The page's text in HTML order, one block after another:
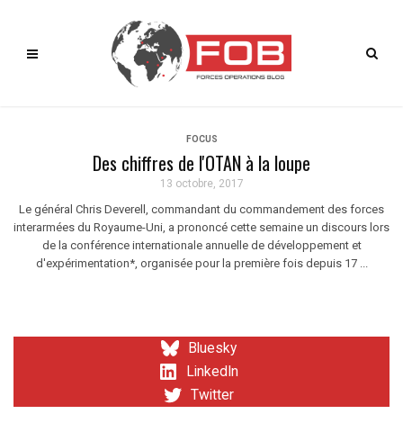
FOCUS
Des chiffres de l'OTAN à la loupe
13 octobre, 2017
Le général Chris Deverell, commandant du commandement des forces
interarmées du Royaume-Uni, a prononcé cette semaine un discours lors
de la conférence internationale annuelle de développement et
d'expérimentation*, organisée pour la première fois depuis 17 ...
Bluesky
LinkedIn
Twitter